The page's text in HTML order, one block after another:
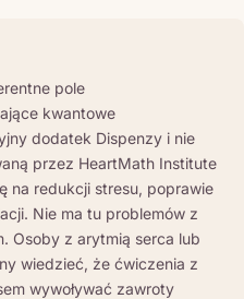
pole
kwantowe
dodatek Dispenzy i nie
przez HeartMath Institute
na redukcji stresu, poprawie
Nie ma tu problemów z
Osoby z arytmią serca lub
wiedzieć, że ćwiczenia z
wywoływać zawroty